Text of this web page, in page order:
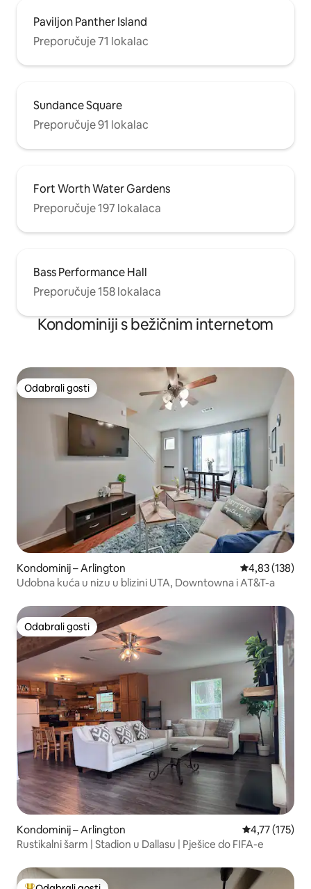
Paviljon Panther Island
Preporučuje 71 lokalac
Sundance Square
Preporučuje 91 lokalac
Fort Worth Water Gardens
Preporučuje 197 lokalaca
Bass Performance Hall
Preporučuje 158 lokalaca
Kondominiji s bežičnim internetom
Odabrali gosti
Odabrali gosti
Kondominij – Arlington Prosječna
4,83 (138)
Udobna kuća u nizu u blizini UTA, Downtowna i AT&T-a
Odabrali gosti
Odabrali gosti
Kondominij – Arlington Prosječna
4,77 (175)
Rustikalni šarm | Stadion u Dallasu | Pješice do FIFA-e